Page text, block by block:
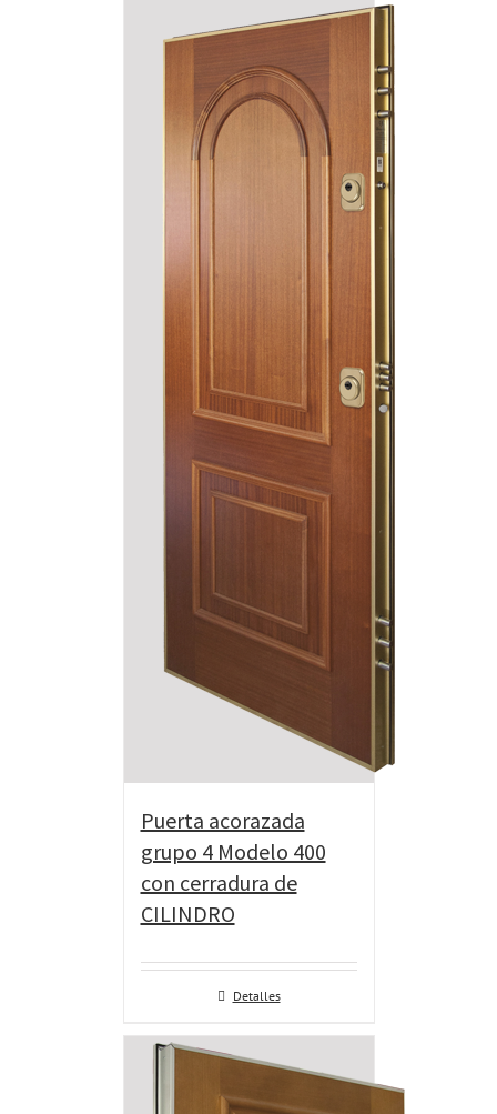
Puerta acorazada
grupo 4 Modelo 400
con cerradura de
CILINDRO
Detalles